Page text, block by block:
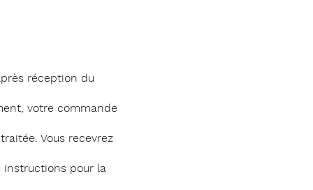
réception du
votre commande
Vous recevrez
instructions pour la